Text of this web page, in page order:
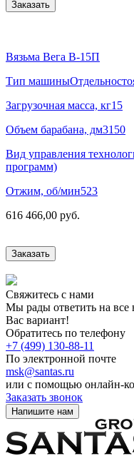
Заказать
Вязьма Вега В-15П
Тип машины
Загрузочная масса, кг15
Объем барабана, дм3150
Вид управления
программ)
Отжим, об/мин523
616 466,00 руб.
Заказать
Свяжитесь с нами
Мы рады ответить на все
Вас вариант!
Обратитесь по телефону
+7 (499) 130-88-11
По электронной почте
msk@santas.ru
или с помощью онлайн-
Заказать звонок
Напишите нам